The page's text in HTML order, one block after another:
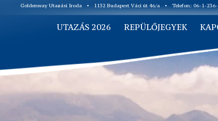
Goldenway Utazási Iroda • 1132 Budapest Váci út 46/a • Telefon: 06-1-
UTAZÁS 2026 REPÜLŐJEGYEK